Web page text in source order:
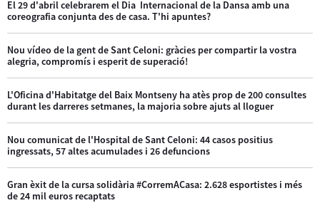
El 29 d'abril celebrarem el Dia Internacional de la Dansa amb una
coreografia conjunta des de casa. T'hi apuntes?
Nou vídeo de la gent de Sant Celoni: gràcies per compartir la vostra
alegria, compromís i esperit de superació!
L'Oficina d'Habitatge del Baix Montseny ha atès prop de 200 consultes
durant les darreres setmanes, la majoria sobre ajuts al lloguer
Nou comunicat de l'Hospital de Sant Celoni: 44 casos positius
ingressats, 57 altes acumulades i 26 defuncions
Gran èxit de la cursa solidària #CorremACasa: 2.628 esportistes i més
de 24 mil euros recaptats